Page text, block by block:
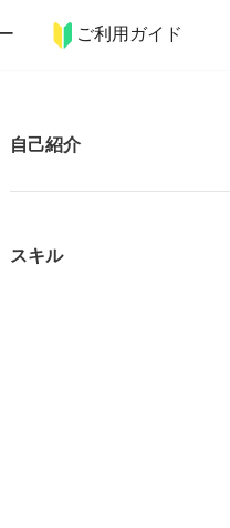
ご利用ガイド
ペット 料理
自己紹介
スキル